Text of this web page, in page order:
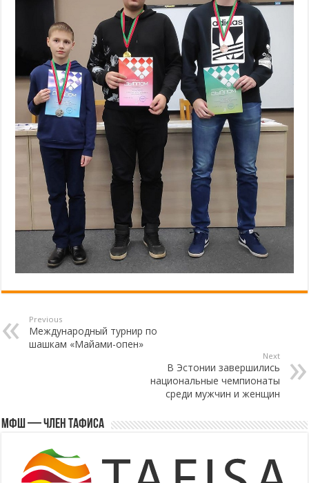
Previous
Международный турнир по
шашкам «Майами-опен»
Next
В Эстонии завершились
национальные чемпионаты
среди мужчин и женщин
МФШ — член ТАФИСА